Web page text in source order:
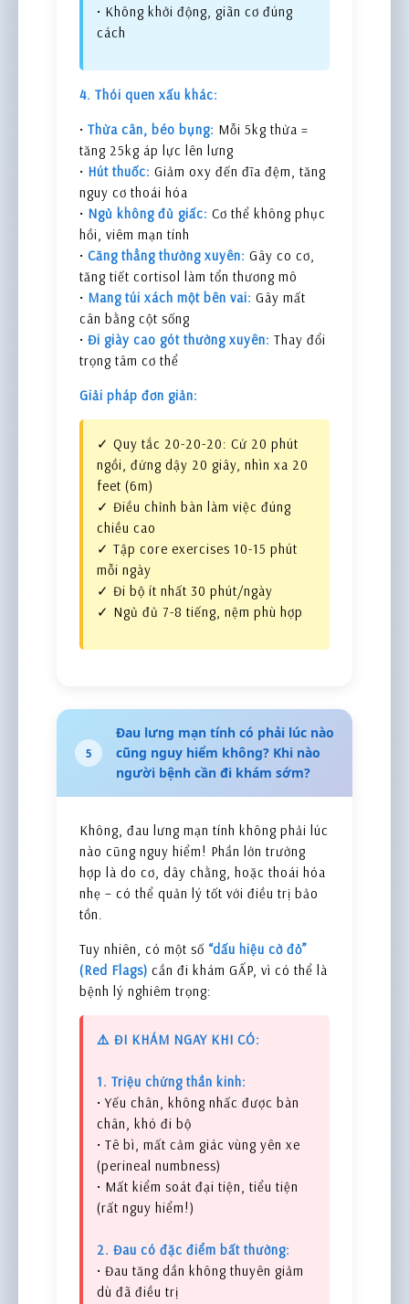
• Không khởi động, giãn cơ đúng
cách
4. Thói quen xấu khác:
• Thừa cân, béo bụng: Mỗi 5kg thừa =
tăng 25kg áp lực lên lưng
• Hút thuốc: Giảm oxy đến đĩa đệm, tăng
nguy cơ thoái hóa
• Ngủ không đủ giấc: Cơ thể không phục
hồi, viêm mạn tính
• Căng thẳng thường xuyên: Gây co cơ,
tăng tiết cortisol làm tổn thương mô
• Mang túi xách một bên vai: Gây mất
cân bằng cột sống
• Đi giày cao gót thường xuyên: Thay đổi
trọng tâm cơ thể
Giải pháp đơn giản:
✓ Quy tắc 20-20-20: Cứ 20 phút
ngồi, đứng dậy 20 giây, nhìn xa 20
feet (6m)
✓ Điều chỉnh bàn làm việc đúng
chiều cao
✓ Tập core exercises 10-15 phút
mỗi ngày
✓ Đi bộ ít nhất 30 phút/ngày
✓ Ngủ đủ 7-8 tiếng, nệm phù hợp
5
Đau lưng mạn tính có phải lúc nào
cũng nguy hiểm không? Khi nào
người bệnh cần đi khám sớm?
Không, đau lưng mạn tính không phải lúc
nào cũng nguy hiểm! Phần lớn trường
hợp là do cơ, dây chằng, hoặc thoái hóa
nhẹ – có thể quản lý tốt với điều trị bảo
tồn.
Tuy nhiên, có một số “dấu hiệu cờ đỏ”
(Red Flags) cần đi khám GẤP, vì có thể là
bệnh lý nghiêm trọng:
⚠️ ĐI KHÁM NGAY KHI CÓ:
1. Triệu chứng thần kinh:
• Yếu chân, không nhấc được bàn
chân, khó đi bộ
• Tê bì, mất cảm giác vùng yên xe
(perineal numbness)
• Mất kiểm soát đại tiện, tiểu tiện
(rất nguy hiểm!)
2. Đau có đặc điểm bất thường:
• Đau tăng dần không thuyên giảm
dù đã điều trị